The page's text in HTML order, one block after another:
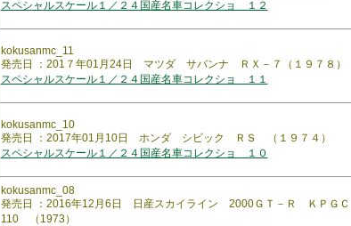
スペシャルスケール１／２４国産名車コレクショ １２
kokusanmc_11
発売日 ：201７年01月24日 マツダ サバンナ ＲＸ－７（１９７８）
スペシャルスケール１／２４国産名車コレクショ １１
kokusanmc_10
発売日 ：2017年01月10日 ホンダ シビック ＲＳ （１９７４）
スペシャルスケール１／２４国産名車コレクショ １０
kokusanmc_08
発売日 ：2016年12月6日 日産スカイライン 2000ＧＴ－Ｒ ＫＰＧＣ
110 （1973）